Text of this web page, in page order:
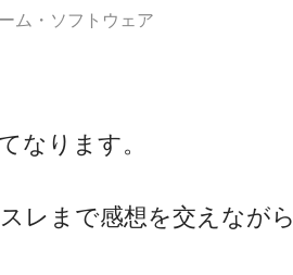
ム・ソフトウェア
なります。
レまで感想を交えながら